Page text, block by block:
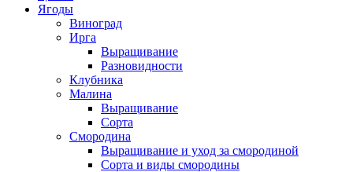
Ягоды
Виноград
Ирга
Выращивание
Разновидности
Клубника
Малина
Выращивание
Сорта
Смородина
Выращивание и уход за смородиной
Сорта и виды смородины